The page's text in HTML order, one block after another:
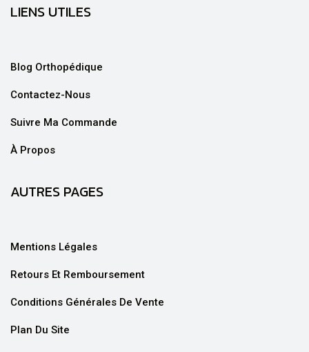
LIENS UTILES
Blog Orthopédique
Contactez-Nous
Suivre Ma Commande
À Propos
AUTRES PAGES
Mentions Légales
Retours Et Remboursement
Conditions Générales De Vente
Plan Du Site